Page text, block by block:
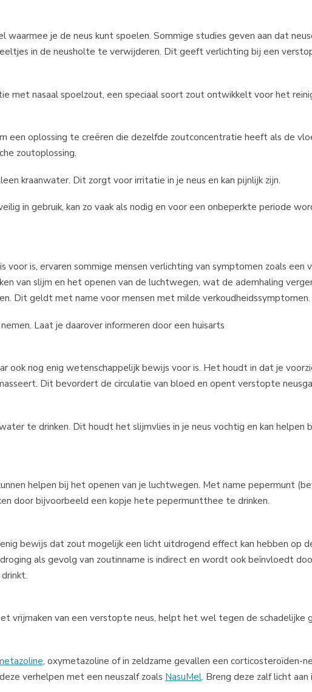
waarmee je de neus kunt spoelen. Sommige studies geven aan dat
in de neusholte te verwijderen. Dit geeft verlichting bij een
met nasaal spoelzout, een speciaal soort zout ontwikkelt voor het
een oplossing te creëren die dezelfde zoutconcentratie heeft als de
zoutoplossing.
kraanwater. Dit zorgt voor irritatie in je neus en kan pijnlijk zijn.
in gebruik, kan zo vaak als nodig en voor een onbeperkte periode
nasaal
€19,95
voor is, ervaren sommige mensen verlichting van symptomen zoals een
van slijm en het openen van de luchtwegen, wat de ademhaling
Dit geldt met name voor mensen met milde verkoudheidssymptomen.
Laat je daarover informeren door een huisarts
ook nog enig wetenschappelijk bewijs voor is. Het houdt in dat je
Dit bevordert de circulatie van bloed en opent verstopte
te drinken. Dit houdt het slijmvlies in je neus vochtig en kan helpen
helpen bij het openen van je luchtwegen. Met name pepermunt
door bijvoorbeeld een kopje hete pepermuntthee te drinken.
enig bewijs dat zout mogelijk een licht uitdrogend effect kan hebben op
als gevolg van zoutinname is indirect en wordt ook beïnvloedt
vrijmaken van een verstopte neus, helpt het wel tegen de schadelijke